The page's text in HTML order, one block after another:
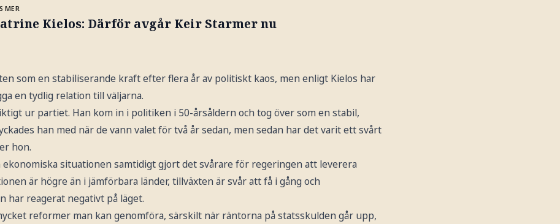
MER
Kielos: Därför avgår Keir Starmer nu
som en stabiliserande kraft efter flera år av politiskt kaos, men enligt Kielos har
en tydlig relation till väljarna.
ur partiet. Han kom in i politiken i 50-årsåldern och tog över som en stabil,
han med när de vann valet för två år sedan, men sedan har det varit ett svårt
hon.
ekonomiska situationen samtidigt gjort det svårare för regeringen att leverera
är högre än i jämförbara länder, tillväxten är svår att få i gång och
har reagerat negativt på läget.
reformer man kan genomföra, särskilt när räntorna på statsskulden går upp,